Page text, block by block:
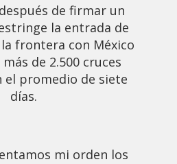
de firmar un
la entrada de
frontera con México
de 2.500 cruces
el promedio de siete
días.
mi orden los